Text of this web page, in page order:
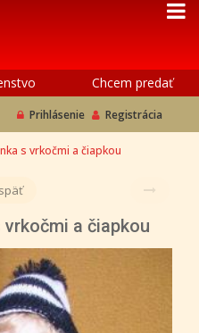
Chcem predať
Prihlásenie Registrácia
s vrkočmi a čiapkou
a čiapkou